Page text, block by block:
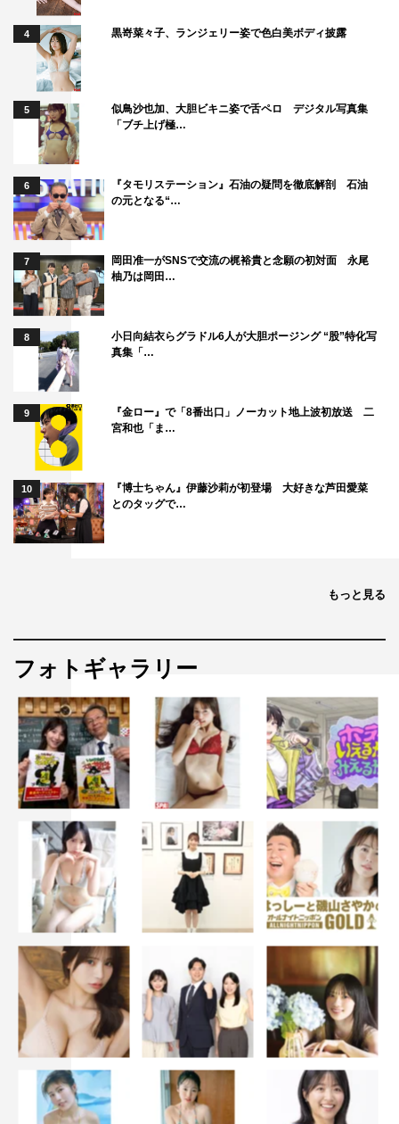
4 黒嵜菜々子、ランジェリー姿で色白美ボディ披露
5
似鳥沙也加、大胆ビキニ姿で舌ペロ デジタル写真集
「ブチ上げ極…
6
『タモリステーション』石油の疑問を徹底解剖 石油
の元となる“…
7
岡田准一がSNSで交流の梶裕貴と念願の初対面 永尾
柚乃は岡田…
8
小日向結衣らグラドル6人が大胆ポージング “股”特化写
真集「…
9
『金ロー』で「8番出口」ノーカット地上波初放送 二
宮和也「ま…
10
『博士ちゃん』伊藤沙莉が初登場 大好きな芦田愛菜
とのタッグで…
もっと見る
フォトギャラリー